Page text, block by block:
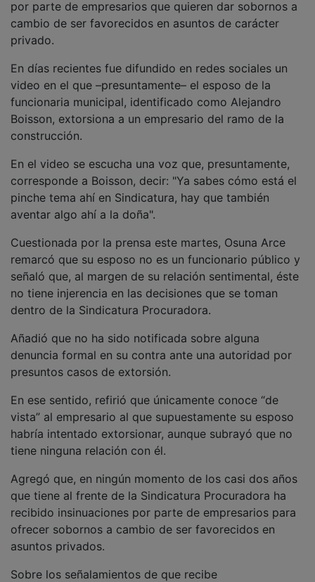
por parte de empresarios que quieren dar sobornos a
cambio de ser favorecidos en asuntos de carácter
privado.
En días recientes fue difundido en redes sociales un
video en el que –presuntamente– el esposo de la
funcionaria municipal, identificado como Alejandro
Boisson, extorsiona a un empresario del ramo de la
construcción.
En el video se escucha una voz que, presuntamente,
corresponde a Boisson, decir: "Ya sabes cómo está el
pinche tema ahí en Sindicatura, hay que también
aventar algo ahí a la doña".
Cuestionada por la prensa este martes, Osuna Arce
remarcó que su esposo no es un funcionario público y
señaló que, al margen de su relación sentimental, éste
no tiene injerencia en las decisiones que se toman
dentro de la Sindicatura Procuradora.
Añadió que no ha sido notificada sobre alguna
denuncia formal en su contra ante una autoridad por
presuntos casos de extorsión.
En ese sentido, refirió que únicamente conoce “de
vista” al empresario al que supuestamente su esposo
habría intentado extorsionar, aunque subrayó que no
tiene ninguna relación con él.
Agregó que, en ningún momento de los casi dos años
que tiene al frente de la Sindicatura Procuradora ha
recibido insinuaciones por parte de empresarios para
ofrecer sobornos a cambio de ser favorecidos en
asuntos privados.
Sobre los señalamientos de que recibe